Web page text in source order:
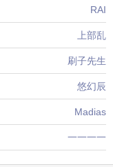
RAI
上部乱
刷子先生
悠幻辰
Madias
一一一一